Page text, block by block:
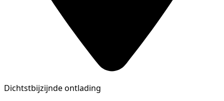
Dichtstbijzijnde ontlading